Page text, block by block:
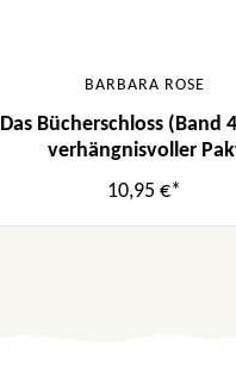
BARBARA ROSE
Das Bücherschloss (Band
verhängnisvoller
10,95 €*